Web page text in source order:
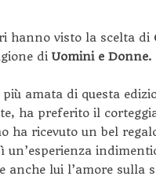
hanno visto la scelta di
di Uomini e Donne.
amata di questa
ha preferito il
ha ricevuto un bel
un’esperienza
anche lui l’amore sulla